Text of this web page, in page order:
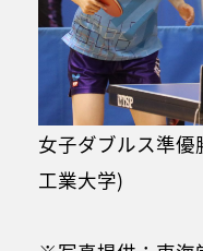
女子ダブルス準
工業大学)